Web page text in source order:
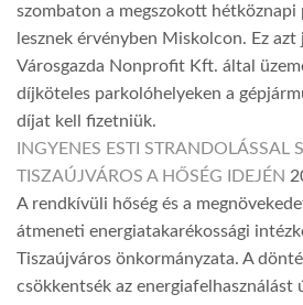
szombaton a megszokott hétköznapi
lesznek érvényben Miskolcon. Ez
Városgazda Nonprofit Kft. által
díjköteles parkolóhelyeken a
díjat kell fizetniük.
INGYENES ESTI STRANDOLÁSSAL
TISZAÚJVÁROS A HŐSÉG IDEJÉN
A rendkívüli hőség és a
átmeneti energiatakarékossági
Tiszaújváros önkormányzata. A
csökkentsék az energiafelhasználást